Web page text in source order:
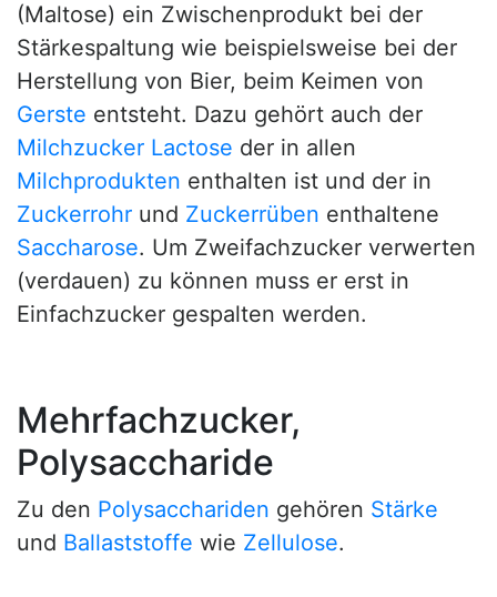
(Maltose) ein Zwischenprodukt bei der
Stärkespaltung wie beispielsweise bei der
Herstellung von Bier, beim Keimen von
Gerste entsteht. Dazu gehört auch der
Milchzucker Lactose der in allen
Milchprodukten enthalten ist und der in
Zuckerrohr und Zuckerrüben enthaltene
Saccharose. Um Zweifachzucker verwerten
(verdauen) zu können muss er erst in
Einfachzucker gespalten werden.
Mehrfachzucker,
Polysaccharide
Zu den Polysacchariden gehören Stärke
und Ballaststoffe wie Zellulose.